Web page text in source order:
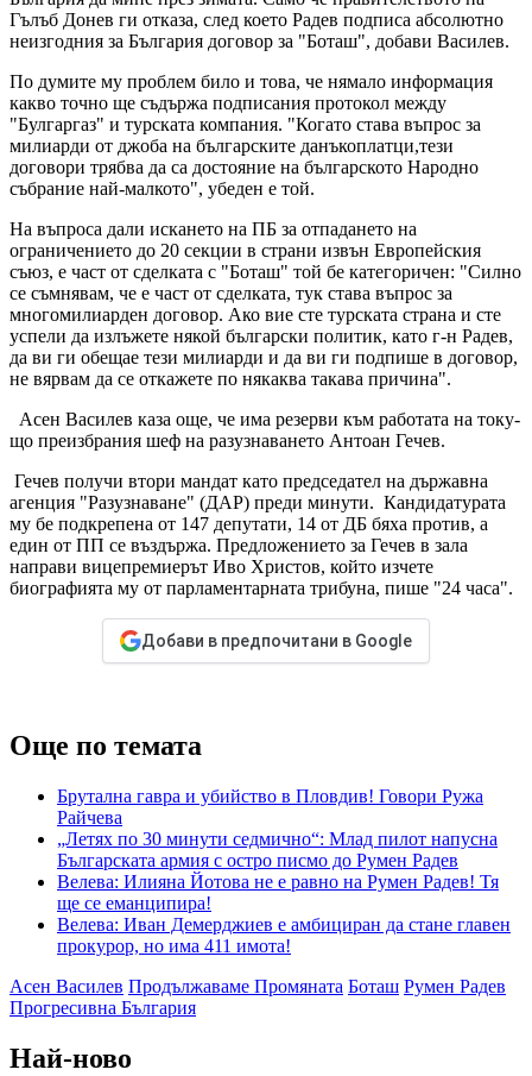
Гълъб Донев ги отказа, след което Радев подписа абсолютно
неизгодния за България договор за "Боташ", добави Василев.
По думите му проблем било и това, че нямало информация
какво точно ще съдържа подписания протокол между
"Булгаргаз" и турската компания. "Когато става въпрос за
милиарди от джоба на българските данъкоплатци,тези
договори трябва да са достояние на българското Народно
събрание най-малкото", убеден е той.
На въпроса дали искането на ПБ за отпадането на
ограничението до 20 секции в страни извън Европейския
съюз, е част от сделката с "Боташ" той бе категоричен: "Силно
се съмнявам, че е част от сделката, тук става въпрос за
многомилиарден договор. Ако вие сте турската страна и сте
успели да излъжете някой български политик, като г-н Радев,
да ви ги обещае тези милиарди и да ви ги подпише в договор,
не вярвам да се откажете по някаква такава причина".
Асен Василев каза още, че има резерви към работата на току-
що преизбрания шеф на разузнаването Антоан Гечев.
Гечев получи втори мандат като председател на държавна
агенция "Разузнаване" (ДАР) преди минути. Кандидатурата
му бе подкрепена от 147 депутати, 14 от ДБ бяха против, а
един от ПП се въздържа. Предложението за Гечев в зала
направи вицепремиерът Иво Христов, който изчете
биографията му от парламентарната трибуна, пише "24 часа".
Добави в предпочитани в Google
Още по темата
Брутална гавра и убийство в Пловдив! Говори Ружа
Райчева
„Летях по 30 минути седмично“: Млад пилот напусна
Българската армия с остро писмо до Румен Радев
Велева: Илияна Йотова не е равно на Румен Радев! Тя
ще се еманципира!
Велева: Иван Демерджиев е амбициран да стане главен
прокурор, но има 411 имота!
Асен Василев Продължаваме Промяната Боташ Румен Радев
Прогресивна България
Най-ново